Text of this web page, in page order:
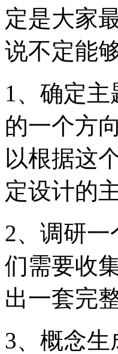
定是大家
说不定能
1、确定
的一个方
以根据这
定设计的
2、调研
们需要收
出一套完
3、概念